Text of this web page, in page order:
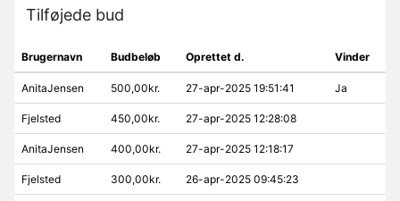
Tilføjede bud
Brugernavn Budbeløb Oprettet d. Vinder
AnitaJensen 500,00kr. 27-apr-2025 19:51:41 Ja
Fjelsted 450,00kr. 27-apr-2025 12:28:08
AnitaJensen 400,00kr. 27-apr-2025 12:18:17
Fjelsted 300,00kr. 26-apr-2025 09:45:23